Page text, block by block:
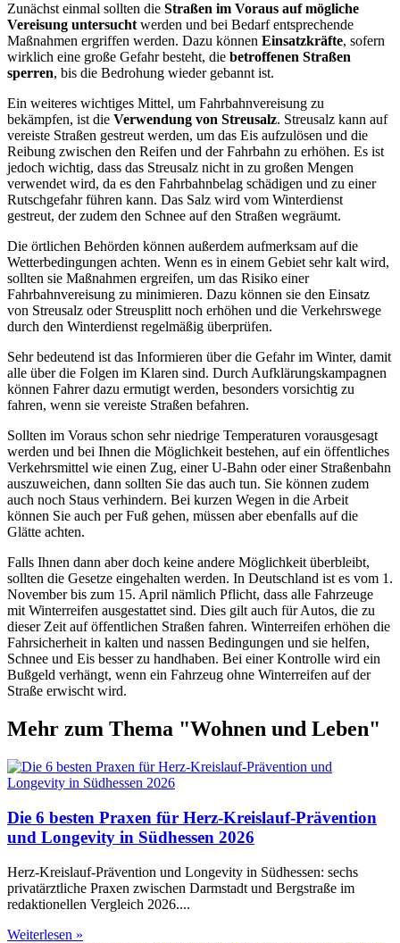
Zunächst einmal sollten die Straßen im Voraus auf mögliche
Vereisung untersuchtwerden und bei Bedarf entsprechende
Maßnahmen ergriffen werden. Dazu können Einsatzkräfte, sofern
wirklich eine große Gefahr besteht, die betroffenen Straßen
sperren, bis die Bedrohung wieder gebannt ist.
Ein weiteres wichtiges Mittel, um Fahrbahnvereisung zu
bekämpfen, ist die Verwendung von Streusalz. Streusalz kann auf
vereiste Straßen gestreut werden, um das Eis aufzulösen und die
Reibung zwischen den Reifen und der Fahrbahn zu erhöhen. Es ist
jedoch wichtig, dass das Streusalz nicht in zu großen Mengen
verwendet wird, da es den Fahrbahnbelag schädigen und zu einer
Rutschgefahr führen kann. Das Salz wird vom Winterdienst
gestreut, der zudem den Schnee auf den Straßen wegräumt.
Die örtlichen Behörden können außerdem aufmerksam auf die
Wetterbedingungen achten. Wenn es in einem Gebiet sehr kalt wird,
sollten sie Maßnahmen ergreifen, um das Risiko einer
Fahrbahnvereisung zu minimieren. Dazu können sie den Einsatz
von Streusalz oder Streusplitt noch erhöhen und die Verkehrswege
durch den Winterdienst regelmäßig überprüfen.
Sehr bedeutend ist das Informieren über die Gefahr im Winter, damit
alle über die Folgen im Klaren sind. Durch Aufklärungskampagnen
können Fahrer dazu ermutigt werden, besonders vorsichtig zu
fahren, wenn sie vereiste Straßen befahren.
Sollten im Voraus schon sehr niedrige Temperaturen vorausgesagt
werden und bei Ihnen die Möglichkeit bestehen, auf ein öffentliches
Verkehrsmittel wie einen Zug, einer U-Bahn oder einer Straßenbahn
auszuweichen, dann sollten Sie das auch tun. Sie können zudem
auch noch Staus verhindern. Bei kurzen Wegen in die Arbeit
können Sie auch per Fuß gehen, müssen aber ebenfalls auf die
Glätte achten.
Falls Ihnen dann aber doch keine andere Möglichkeit überbleibt,
sollten die Gesetze eingehalten werden. In Deutschland ist es vom 1.
November bis zum 15. April nämlich Pflicht, dass alle Fahrzeuge
mit Winterreifen ausgestattet sind. Dies gilt auch für Autos, die zu
dieser Zeit auf öffentlichen Straßen fahren. Winterreifen erhöhen die
Fahrsicherheit in kalten und nassen Bedingungen und sie helfen,
Schnee und Eis besser zu handhaben. Bei einer Kontrolle wird ein
Bußgeld verhängt, wenn ein Fahrzeug ohne Winterreifen auf der
Straße erwischt wird.
Mehr zum Thema "Wohnen und Leben"
Die 6 besten Praxen für Herz-Kreislauf-Prävention
und Longevity in Südhessen 2026
Herz-Kreislauf-Prävention und Longevity in Südhessen: sechs
privatärztliche Praxen zwischen Darmstadt und Bergstraße im
redaktionellen Vergleich 2026.
Weiterlesen »